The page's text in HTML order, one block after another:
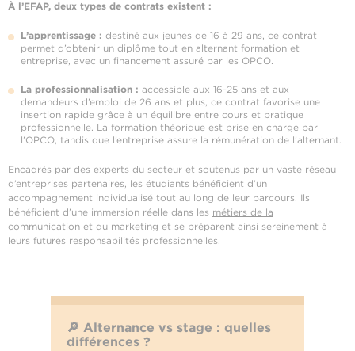
À l’EFAP, deux types de contrats existent :
L’apprentissage : destiné aux jeunes de 16 à 29 ans, ce contrat
permet d’obtenir un diplôme tout en alternant formation et
entreprise, avec un financement assuré par les OPCO.
La professionnalisation : accessible aux 16-25 ans et aux
demandeurs d’emploi de 26 ans et plus, ce contrat favorise une
insertion rapide grâce à un équilibre entre cours et pratique
professionnelle. La formation théorique est prise en charge par
l’OPCO, tandis que l’entreprise assure la rémunération de l’alternant.
Encadrés par des experts du secteur et soutenus par un vaste réseau
d’entreprises partenaires, les étudiants bénéficient d’un
accompagnement individualisé tout au long de leur parcours. Ils
bénéficient d’une immersion réelle dans les métiers de la
communication et du marketing et se préparent ainsi sereinement à
leurs futures responsabilités professionnelles.
🔎 Alternance vs stage : quelles
différences ?